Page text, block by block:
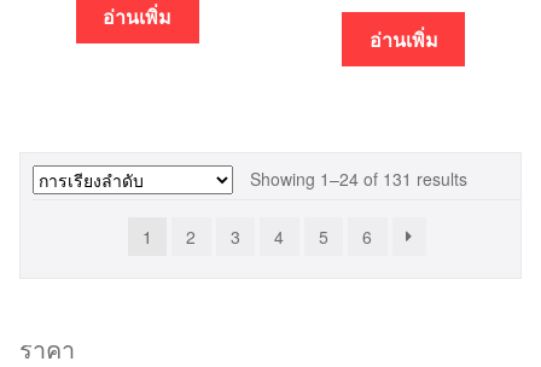
อ่านเพิ่ม
อ่านเพิ่ม
Showing 1–24 of 131 results
1 2 3 4 5 6
ราคา